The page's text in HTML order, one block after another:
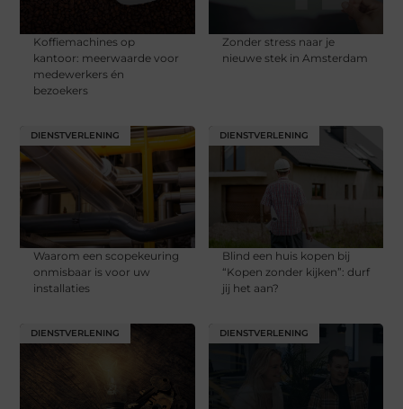
Koffiemachines op
kantoor: meerwaarde voor
medewerkers én
bezoekers
Zonder stress naar je
nieuwe stek in Amsterdam
DIENSTVERLENING
Waarom een scopekeuring
onmisbaar is voor uw
installaties
DIENSTVERLENING
Blind een huis kopen bij
“Kopen zonder kijken”: durf
jij het aan?
DIENSTVERLENING DIENSTVERLENING